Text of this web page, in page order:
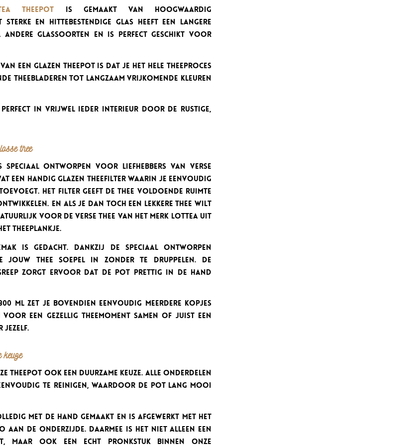
Theepot is gemaakt van hoogwaardig
en hittebestendige glas heeft een langere
andere glassoorten en is perfect geschikt voor
een glazen theepot is dat je het hele theeproces
theebladeren tot langzaam vrijkomende kleuren
perfect in vrijwel ieder interieur door de rustige,
thee
speciaal ontworpen voor liefhebbers van verse
een handig glazen theefilter waarin je eenvoudig
Het filter geeft de thee voldoende ruimte
En als je dan toch een lekkere thee wilt
voor de verse thee van het merk Lottea uit
Theeplankje.
is gedacht. Dankzij de speciaal ontworpen
jouw thee soepel in zonder te druppelen. De
zorgt ervoor dat de pot prettig in de hand
ml zet je bovendien eenvoudig meerdere kopjes
een gezellig theemoment samen of juist een
jezelf.
theepot ook een duurzame keuze. Alle onderdelen
te reinigen, waardoor de pot lang mooi
met de hand gemaakt en is afgewerkt met het
de onderzijde. Daarmee is het niet alleen een
maar ook een echt pronkstuk binnen onze